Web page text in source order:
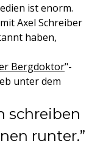
ist enorm.
Axel Schreiber
haben,
Bergdoktor"-
unter dem
schreiben
runter.